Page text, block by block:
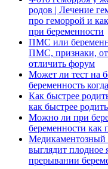
родов | Лечение
про геморрой и
при беременности
ПМС или
ПМС, признаки,
отличить форум
Может ли тест на
беременность
Как быстрее
как быстрее родить
Можно ли при
беременности как
Медикаментозный
выглядит плодное
прерывании